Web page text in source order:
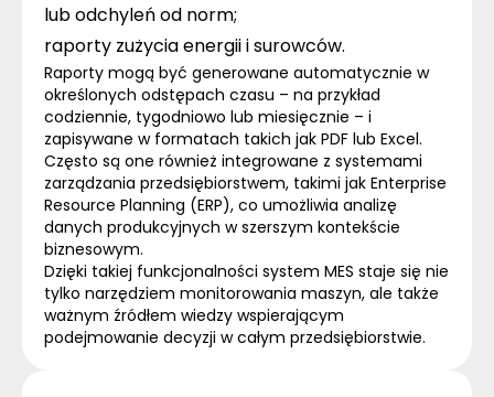
lub odchyleń od norm;
raporty zużycia energii i surowców.
Raporty mogą być generowane automatycznie w
określonych odstępach czasu – na przykład
codziennie, tygodniowo lub miesięcznie – i
zapisywane w formatach takich jak PDF lub Excel.
Często są one również integrowane z systemami
zarządzania przedsiębiorstwem, takimi jak Enterprise
Resource Planning (ERP), co umożliwia analizę
danych produkcyjnych w szerszym kontekście
biznesowym.
Dzięki takiej funkcjonalności system MES staje się nie
tylko narzędziem monitorowania maszyn, ale także
ważnym źródłem wiedzy wspierającym
podejmowanie decyzji w całym przedsiębiorstwie.